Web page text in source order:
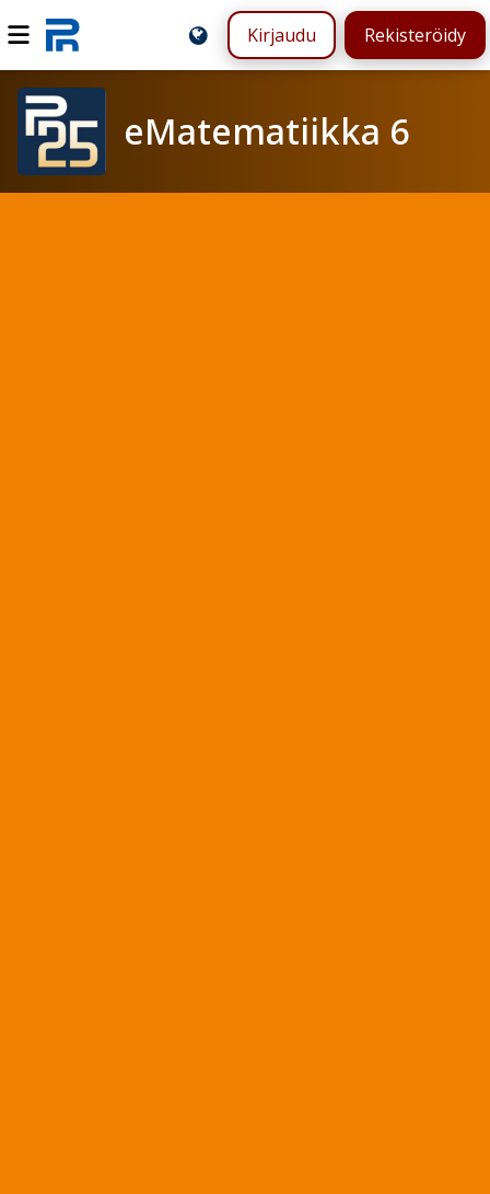
Kirjaudu Rekisteröidy
eMatematiikka 6